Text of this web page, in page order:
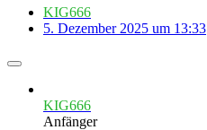
KIG666
5. Dezember 2025 um 13:33
KIG666
Anfänger